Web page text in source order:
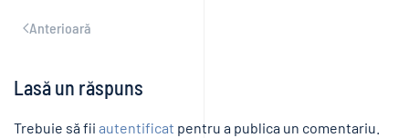
Anterioară
Lasă un răspuns
Trebuie să fii autentificat pentru a publica un comentariu.